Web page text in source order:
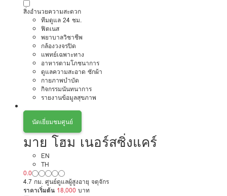
สิ่งอำนวยความสะดวก
ทีมดูแล 24 ชม.
ฟิตเนส
พยาบาลวิชาชีพ
กล้องวงจรปิด
แพทย์เฉพาะทาง
อาหารตามโภชนาการ
ดูแลความสะอาด ซักผ้า
กายภาพบำบัด
กิจกรรมนันทนาการ
รายงานข้อมูลสุขภาพ
นัดเยี่ยมชมศูนย์
มาย โฮม เนอร์สซิ่งแคร์
EN
TH
0.0
4.7 กม. ศูนย์ดูแลผู้สูงอายุ จตุจักร
ราคาเริ่มต้น 18,000 บาท